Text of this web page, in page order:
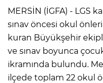
MERSİN (İGFA) - LGS
sınav öncesi okul
kuran Büyükşehir
ve sınav boyunca
ikramında bulundu.
ilçede toplam 22 okul